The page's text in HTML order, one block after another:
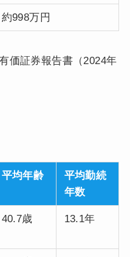
約998万円
価証券報告書（2024年
平均年齢
平均勤続
年数
40.7歳 13.1年